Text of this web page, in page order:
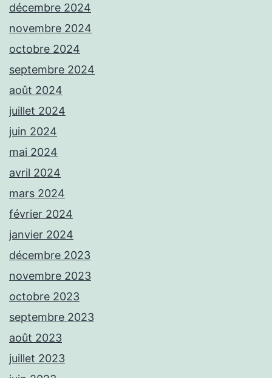
décembre 2024
novembre 2024
octobre 2024
septembre 2024
août 2024
juillet 2024
juin 2024
mai 2024
avril 2024
mars 2024
février 2024
janvier 2024
décembre 2023
novembre 2023
octobre 2023
septembre 2023
août 2023
juillet 2023